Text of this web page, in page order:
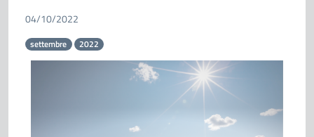
04/10/2022
settembre 2022